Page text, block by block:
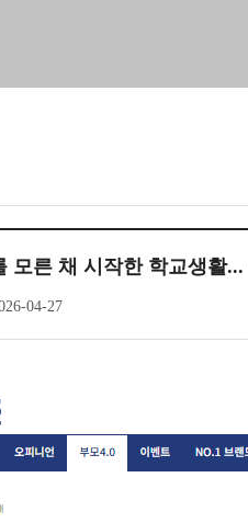
모른 채 시작한 학교생활
04-27